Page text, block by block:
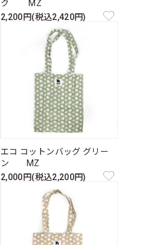
ク MZ
2,200円(税込2,420円)
エコ コットンバッグ グリー
ン MZ
2,000円(税込2,200円)